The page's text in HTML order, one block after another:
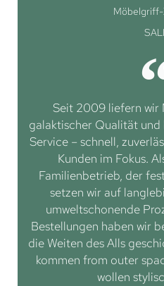
Seit 2009 liefern wir
galaktischer Qualität
Service – schnell,
Kunden im Fokus.
Familienbetrieb, der
setzen wir auf
umweltschonende
Bestellungen haben wir
die Weiten des Alls
kommen from outer
wollen